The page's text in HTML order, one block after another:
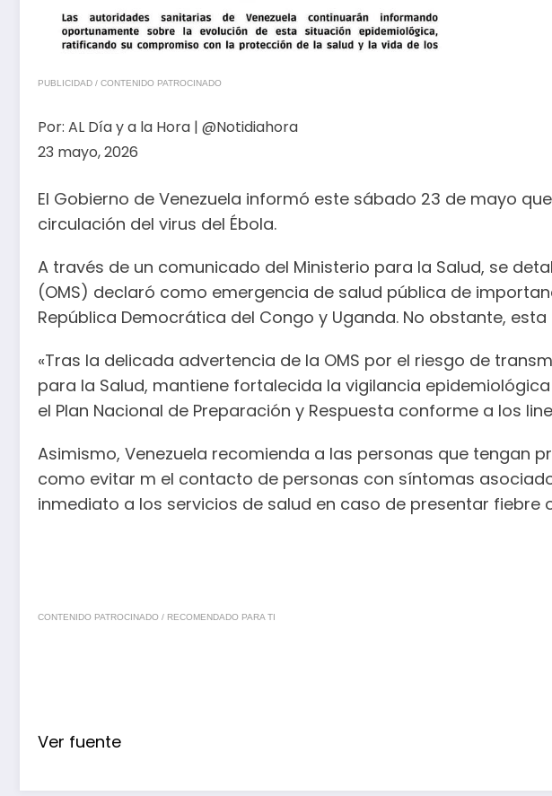
PUBLICIDAD / CONTENIDO PATROCINADO
Por: AL Día y a la Hora | @Notidiahora
23 mayo, 2026
El Gobierno de Venezuela informó este sábado 23 de mayo
circulación del virus del Ébola.
A través de un comunicado del Ministerio para la Salud, se
(OMS) declaró como emergencia de salud pública de
República Democrática del Congo y Uganda. No obstante,
«Tras la delicada advertencia de la OMS por el riesgo de
para la Salud, mantiene fortalecida la vigilancia
el Plan Nacional de Preparación y Respuesta conforme a los
Asimismo, Venezuela recomienda a las personas que tengan
como evitar m el contacto de personas con síntomas
inmediato a los servicios de salud en caso de presentar fiebre
CONTENIDO PATROCINADO / RECOMENDADO PARA TI
Ver fuente